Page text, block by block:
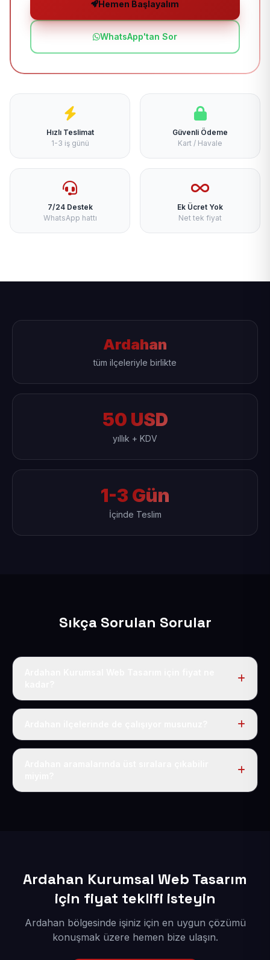
Hemen Başlayalım
WhatsApp'tan Sor
Hızlı Teslimat
1-3 iş günü
Güvenli Ödeme
Kart / Havale
7/24 Destek
WhatsApp hattı
Ek Ücret Yok
Net tek fiyat
Ardahan
tüm ilçeleriyle birlikte
50 USD
yıllık + KDV
1-3 Gün
İçinde Teslim
Sıkça Sorulan Sorular
Ardahan dahil Türkiye’nin her yerinde geçerli yıllık tek
Elbette; Ardahan iline bağlı bütün ilçelere uzaktan ve
Ardahan Kurumsal Web Tasarım
için fiyat teklifi isteyin
Ardahan bölgesinde işiniz için en uygun çözümü
konuşmak üzere hemen bize ulaşın.